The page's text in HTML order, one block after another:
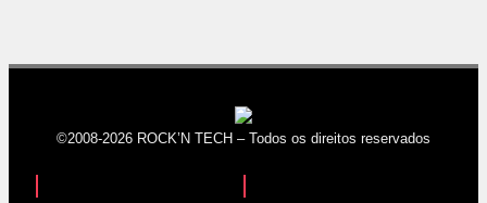
©2008-2026 ROCK’N TECH – Todos os direitos reservados